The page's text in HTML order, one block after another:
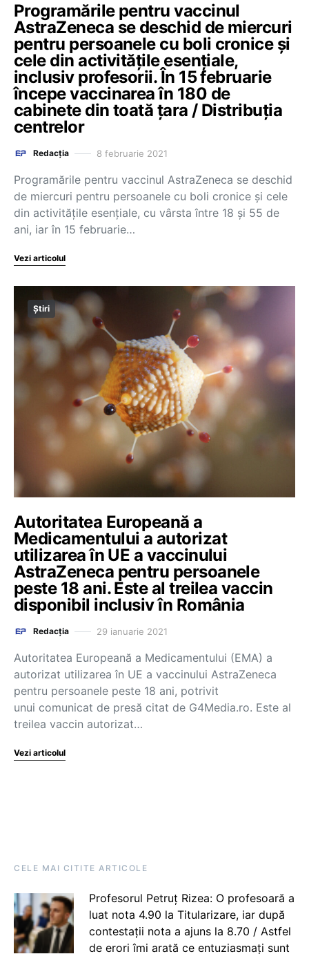
Programările pentru vaccinul
AstraZeneca se deschid de miercuri
pentru persoanele cu boli cronice și
cele din activitățile esențiale,
inclusiv profesorii. În 15 februarie
începe vaccinarea în 180 de
cabinete din toată țara / Distribuția
centrelor
Redacția 8 februarie 2021
Programările pentru vaccinul AstraZeneca se deschid
de miercuri pentru persoanele cu boli cronice și cele
din activitățile esențiale, cu vârsta între 18 și 55 de
ani, iar în 15 februarie…
Vezi articolul
Știri
Autoritatea Europeană a
Medicamentului a autorizat
utilizarea în UE a vaccinului
AstraZeneca pentru persoanele
peste 18 ani. Este al treilea vaccin
disponibil inclusiv în România
Redacția 29 ianuarie 2021
Autoritatea Europeană a Medicamentului (EMA) a
autorizat utilizarea în UE a vaccinului AstraZeneca
pentru persoanele peste 18 ani, potrivit
unui comunicat de presă citat de G4Media.ro. Este al
treilea vaccin autorizat…
Vezi articolul
CELE MAI CITITE ARTICOLE
Profesorul Petruț Rizea: O profesoară a
luat nota 4.90 la Titularizare, iar după
contestații nota a ajuns la 8.70 / Astfel
de erori îmi arată ce entuziasmați sunt